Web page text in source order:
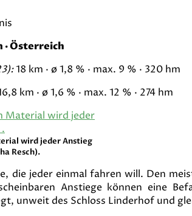
· Österreich
18 km · ø 1,8 % · max. 9 % · 320 hm
km · ø 1,6 % · max. 12 % · 274 hm
wird jeder Anstieg
Resch).
die jeder einmal fahren will. Den
Anstiege können eine
unweit des Schloss Linderhof und